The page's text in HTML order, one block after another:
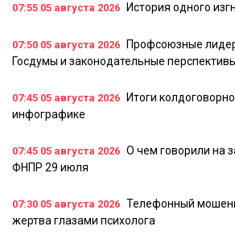
07:55 05 августа 2026 История одного
07:50 05 августа 2026
Профсоюзные
Госдумы и законодательные
07:45 05 августа 2026
Итоги
инфографике
07:45 05 августа 2026 О чем говорили на
ФНПР 29 июля
07:30 05 августа 2026 Телефонный
жертва глазами психолога